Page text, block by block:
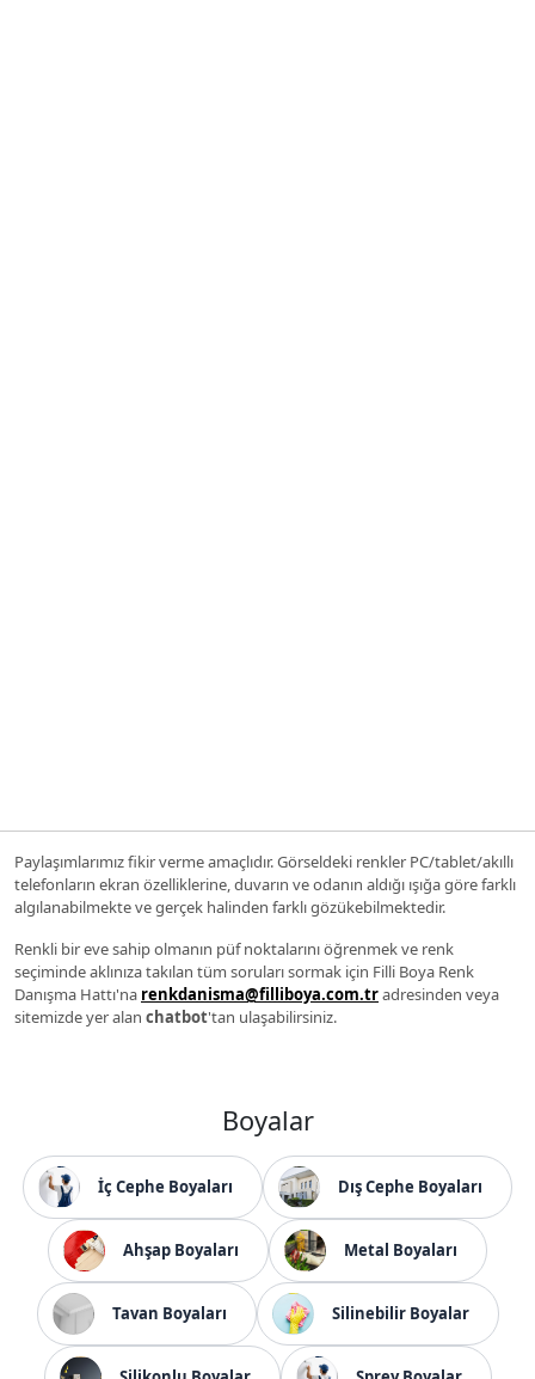
Paylaşımlarımız fikir verme amaçlıdır. Görseldeki renkler PC/tablet/akıllı
telefonların ekran özelliklerine, duvarın ve odanın aldığı ışığa göre farklı
algılanabilmekte ve gerçek halinden farklı gözükebilmektedir.
Renkli bir eve sahip olmanın püf noktalarını öğrenmek ve renk
seçiminde aklınıza takılan tüm soruları sormak için Filli Boya Renk
Danışma Hattı'na renkdanisma@filliboya.com.tradresinden veya
sitemizde yer alan chatbot'tan ulaşabilirsiniz.
Boyalar
İç Cephe Boyaları Dış Cephe Boyaları
Ahşap Boyaları Metal Boyaları
Tavan Boyaları Silinebilir Boyalar